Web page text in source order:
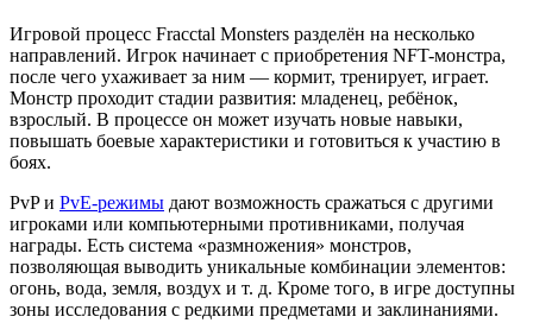
Игровой процесс Fracctal Monsters разделён на несколько
направлений. Игрок начинает с приобретения NFT-монстра,
после чего ухаживает за ним — кормит, тренирует, играет.
Монстр проходит стадии развития: младенец, ребёнок,
взрослый. В процессе он может изучать новые навыки,
повышать боевые характеристики и готовиться к участию в
боях.
PvP и PvE-режимы дают возможность сражаться с другими
игроками или компьютерными противниками, получая
награды. Есть система «размножения» монстров,
позволяющая выводить уникальные комбинации элементов:
огонь, вода, земля, воздух и т. д. Кроме того, в игре доступны
зоны исследования с редкими предметами и заклинаниями.